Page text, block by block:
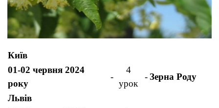
Київ
01-02 червня 2024
року
-
4
урок
-Зерна Роду
Львів